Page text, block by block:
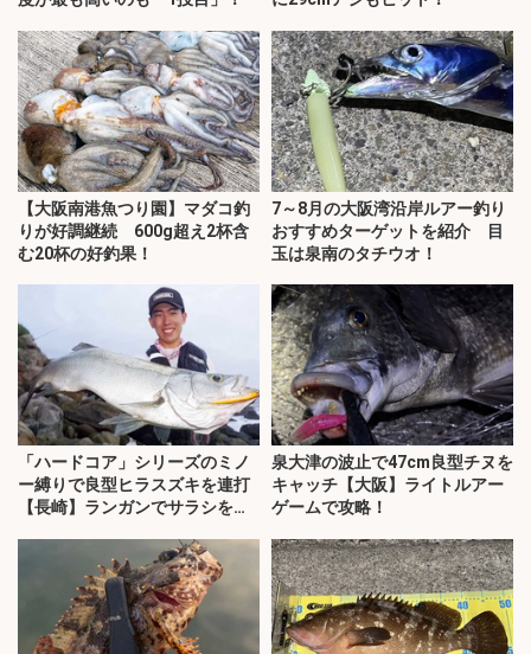
【大阪南港魚つり園】マダコ釣
りが好調継続 600g超え2杯含
む20杯の好釣果！
7～8月の大阪湾沿岸ルアー釣り
おすすめターゲットを紹介 目
玉は泉南のタチウオ！
「ハードコア」シリーズのミノ
ー縛りで良型ヒラスズキを連打
【長崎】ランガンでサラシを攻
泉大津の波止で47cm良型チヌを
キャッチ【大阪】ライトルアー
ゲームで攻略！